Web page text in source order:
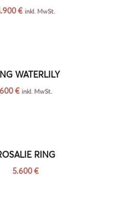
€ inkl. MwSt.
WATERLILY
600€ inkl. MwSt.
RING
5.600€